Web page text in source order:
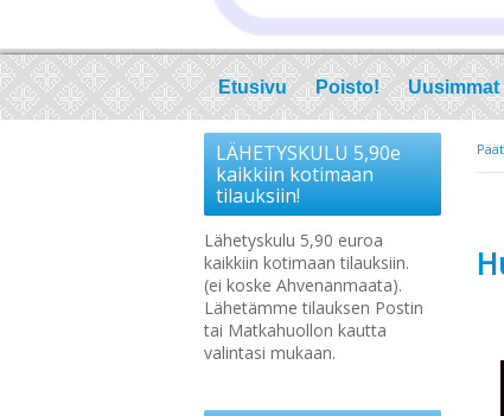
Etusivu Poisto! Uusimmat
LÄHETYSKULU 5,90e
kaikkiin kotimaan
tilauksiin!
Lähetyskulu 5,90 euroa
kaikkiin kotimaan tilauksiin.
(ei koske Ahvenanmaata).
Lähetämme tilauksen Postin
tai Matkahuollon kautta
valintasi mukaan.